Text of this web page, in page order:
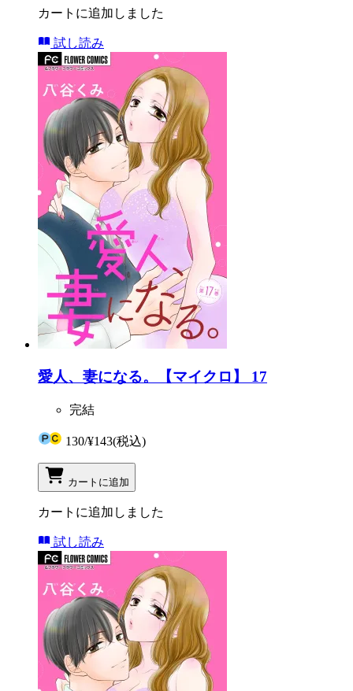
カートに追加しました
試し読み
愛人、妻になる。【マイクロ】 17
完結
130/¥143(税込)
カートに追加
カートに追加しました
試し読み